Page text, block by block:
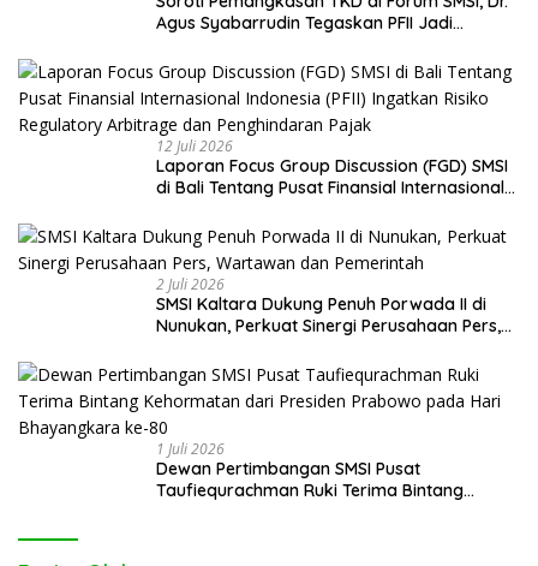
Agus Syabarrudin Tegaskan PFII Jadi
12 Juli 2026
Laporan Focus Group Discussion (FGD) SMSI
di Bali Tentang Pusat Finansial Internasional
Arbitrage dan Penghindaran Pajak
2 Juli 2026
SMSI Kaltara Dukung Penuh Porwada II di
Nunukan, Perkuat Sinergi Perusahaan Pers,
1 Juli 2026
Dewan Pertimbangan SMSI Pusat
Taufiequrachman Ruki Terima Bintang